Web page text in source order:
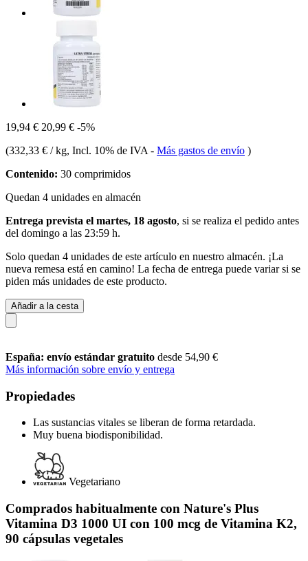
19,94 € 20,99 € -5%
(332,33 € / kg, Incl. 10% de IVA - Más gastos de envío )
Contenido: 30 comprimidos
Quedan 4 unidades en almacén
Entrega prevista el martes, 18 agosto, si se realiza el pedido antes
del domingo a las 23:59 h.
Solo quedan 4 unidades de este artículo en nuestro almacén. ¡La
nueva remesa está en camino! La fecha de entrega puede variar si se
piden más unidades de este producto.
Añadir a la cesta
España: envío estándar gratuito desde 54,90 €
Más información sobre envío y entrega
Propiedades
Las sustancias vitales se liberan de forma retardada.
Muy buena biodisponibilidad.
Vegetariano
Comprados habitualmente con Nature's Plus
Vitamina D3 1000 UI con 100 mcg de Vitamina K2,
90 cápsulas vegetales